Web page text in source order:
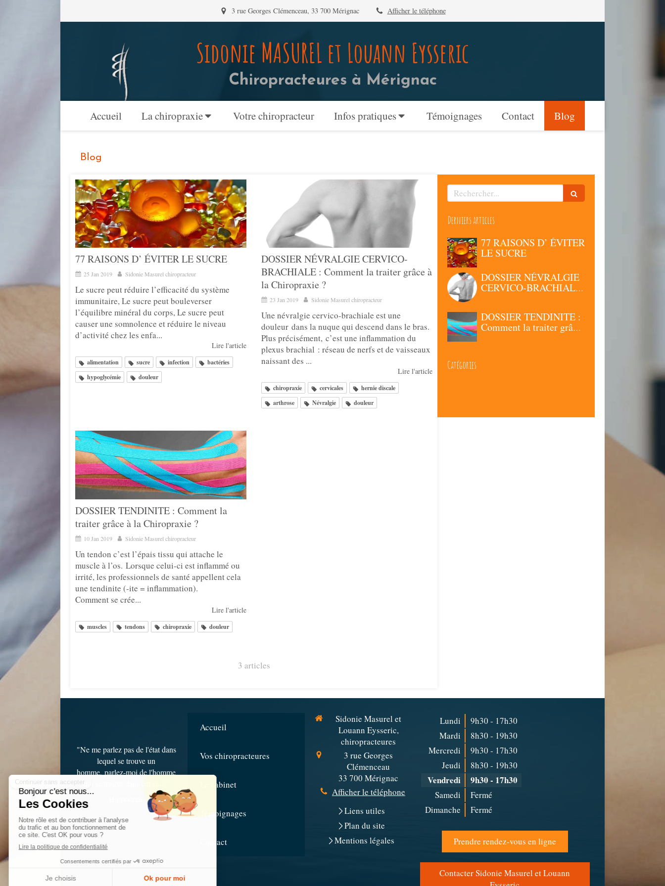
3 rue Georges Clémenceau, 33 700 Mérignac Afficher le téléphone
Sidonie MASUREL et Louann Eysseric
Chiropracteures à Mérignac
Accueil La chiropraxie Votre chiropracteur Infos pratiques Témoignages Contact Blog
Blog
77 RAISONS D’ ÉVITER LE SUCRE
25 Jan 2019 Sidonie Masurel chiropracteur
Le sucre peut réduire l’efficacité du système
immunitaire, Le sucre peut bouleverser
l’équilibre minéral du corps, Le sucre peut
causer une somnolence et réduire le niveau
d’activité chez les enfa...
Lire l'article
alimentation sucre infection
bactéries
hypoglycémie
douleur
DOSSIER NÉVRALGIE CERVICO-
BRACHIALE : Comment la traiter grâce à
la Chiropraxie ?
23 Jan 2019 Sidonie Masurel chiropracteur
Une névralgie cervico-brachiale est une
douleur dans la nuque qui descend dans le bras.
Plus précisément, c’est une inflammation du
plexus brachial : réseau de nerfs et de vaisseaux
naissant des ...
Lire l'article
chiropraxie cervicales
hernie discale
arthrose
Névralgie douleur
DOSSIER TENDINITE : Comment la
traiter grâce à la Chiropraxie ?
10 Jan 2019 Sidonie Masurel chiropracteur
Un tendon c’est l’épais tissu qui attache le
muscle à l’os. Lorsque celui-ci est inflammé ou
irrité, les professionnels de santé appellent cela
une tendinite (-ite = inflammation).
Comment se crée...
Lire l'article
muscles tendons chiropraxie douleur
3 articles
Rechercher
Derniers articles
77 RAISONS D’ ÉVITER
LE SUCRE
DOSSIER NÉVRALGIE
CERVICO-BRACHIALE
DOSSIER TENDINITE :
Comment la traiter grâce
Catégories
"Ne me parlez pas de l'état dans
lequel se trouve un
homme, parlez-moi de l'homme
qui se trouve dans cet état
Accueil
Vos chiropracteures
Le cabinet
Témoignages
Contact
Sidonie Masurel et
Louann Eysseric,
chiropracteures
3 rue Georges
Clémenceau
33 700 Mérignac
Afficher le téléphone
Liens utiles
Plan du site
Mentions légales
Lundi
9h30 - 17h30
Mardi
8h30 - 19h30
Mercredi
9h30 - 17h30
Jeudi
8h30 - 19h30
Vendredi 9h30 - 17h30
Samedi
Fermé
Dimanche
Fermé
Prendre rendez-vous en ligne
Contacter Sidonie Masurel et Louann